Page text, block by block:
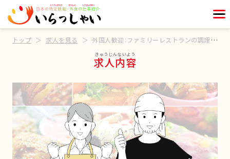
トップ 求人を見る 外国人歓迎：ファミリーレストランの調理補助スタッフ
求人内容